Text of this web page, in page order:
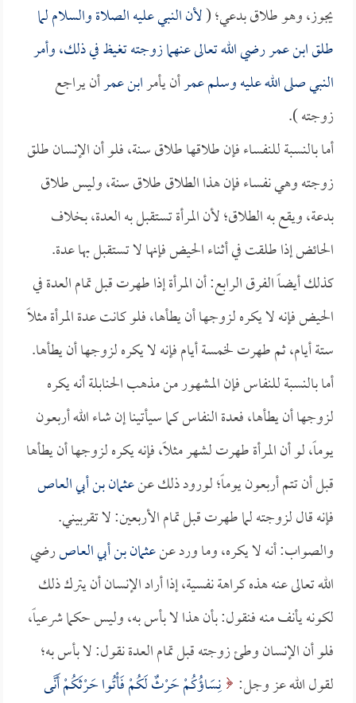
يجوز، وهو طلاق بدعي؛ (لأن النبي عليه الصلاة والسلام لما
طلقابن عمررضي الله تعالى عنهما زوجته تغيظ في ذلك، وأمر
النبي صلى الله عليه وسلمعمرأن يأمرابن عمرأن يراجع
زوجته ).
أما بالنسبة للنفساء فإن طلاقها طلاق سنة، فلو أن الإنسان طلق
زوجته وهي نفساء فإن هذا الطلاق طلاق سنة، وليس طلاق
بدعة، ويقع به الطلاق؛ لأن المرأة تستقبل به العدة، بخلاف
الحائض إذا طلقت في أثناء الحيض فإنها لا تستقبل بها عدة.
كذلك أيضاً الفرق الرابع: أن المرأة إذا طهرت قبل تمام العدة في
الحيض فإنه لا يكره لزوجها أن يطأها، فلو كانت عدة المرأة مثلاً
ستة أيام، ثم طهرت لخمسة أيام فإنه لا يكره لزوجها أن يطأها.
أما بالنسبة للنفاس فإن المشهور من مذهب الحنابلة أنه يكره
لزوجها أن يطأها، فعدة النفاس كما سيأتينا إن شاء الله أربعون
يوماً، لو أن المرأة طهرت لشهر مثلاً، فإنه يكره لزوجها أن يطأها
قبل أن تتم أربعون يوماً؛ لورود ذلك عنعثمان بن أبي العاص
فإنه قال لزوجته لما طهرت قبل تمام الأربعين: لا تقربيني.
والصواب: أنه لا يكره، وما ورد عنعثمان بن أبي العاصرضي
الله تعالى عنه هذه كراهة نفسية، إذا أراد الإنسان أن يترك ذلك
لكونه يأنف منه فنقول: بأن هذا لا بأس به، وليس حكما شرعياً،
فلو أن الإنسان وطئ زوجته قبل تمام العدة نقول: لا بأس به؛
لقول الله عز وجل: نِسَاؤُكُمْ حَرْثٌ لَكُمْ فَأْتُوا حَرْثَكُمْ أَنَّى